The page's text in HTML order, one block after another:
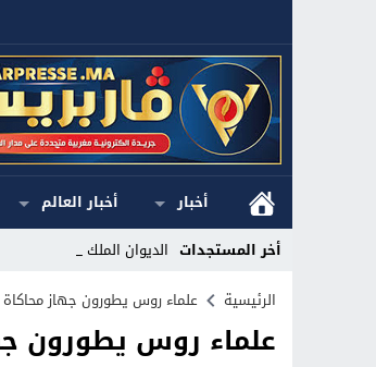
أخبار أخبار العالم
أخر المستجدات الديوان الملكي _
Stop
Previous
الرئيسية علماء روس يطورون جهاز
علماء روس يطورون